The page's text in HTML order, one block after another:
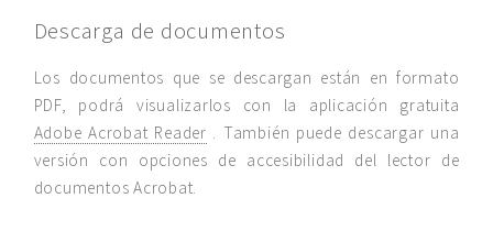
Descarga de documentos
Los documentos que se descargan están en formato
PDF, podrá visualizarlos con la aplicación gratuita
Adobe Acrobat Reader . También puede descargar una
versión con opciones de accesibilidad del lector de
documentos Acrobat.